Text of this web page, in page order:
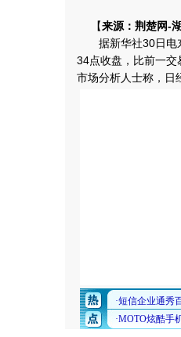
【来源：荆楚网-
据新华社30日电东
34点收盘，比前一
市场分析人士称，日